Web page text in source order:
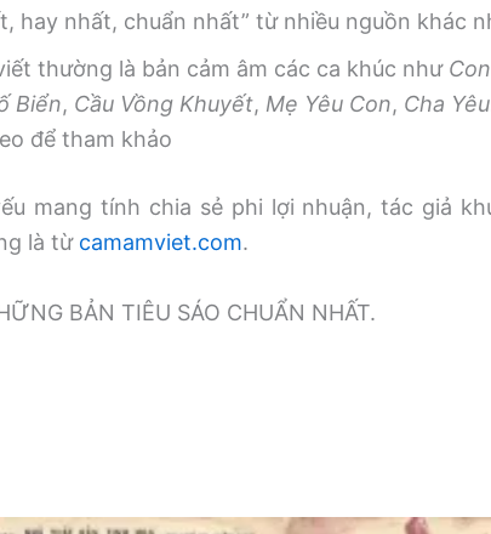
hay nhất, chuẩn nhất” từ nhiều nguồn khác
thường là bản cảm âm các ca khúc như
Biển, Cầu Vồng Khuyết, Mẹ Yêu Con, Cha Yêu
để tham khảo
mang tính chia sẻ phi lợi nhuận, tác giả
là từ camamviet.com.
BẢN TIÊU SÁO CHUẨN NHẤT.